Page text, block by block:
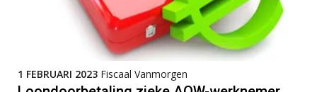
1 FEBRUARI 2023 Fiscaal Vanmorgen
Joep Swinkels